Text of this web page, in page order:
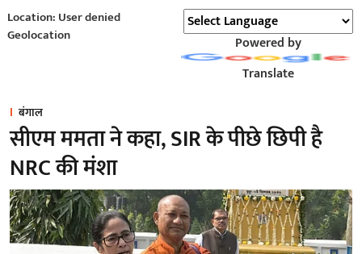
Location: User denied
Geolocation
Powered by
Translate
बंगाल
सीएम ममता ने कहा, SIR के पीछे छिपी है
NRC की मंशा